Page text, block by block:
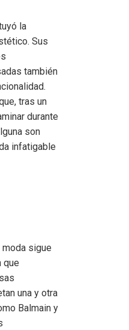
la
Sus
también
tras un
durante
son
infatigable
moda sigue
que
una y otra
Balmain y